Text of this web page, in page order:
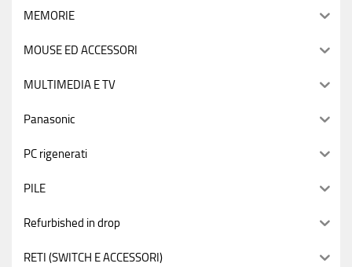
MEMORIE
MOUSE ED ACCESSORI
MULTIMEDIA E TV
Panasonic
PC rigenerati
PILE
Refurbished in drop
RETI (SWITCH E ACCESSORI)